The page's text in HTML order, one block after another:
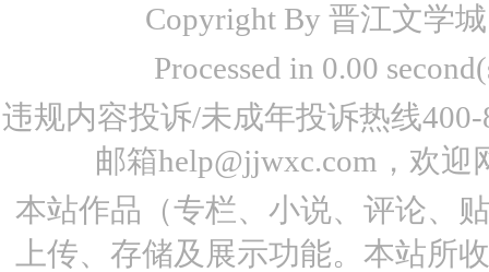
Copyright By 晋江文学
Processed in 0.00
违规内容投诉/未成年投诉热线
邮箱help@jjwxc.com，欢
本站作品（专栏、小说、评论、
上传、存储及展示功能。本站所